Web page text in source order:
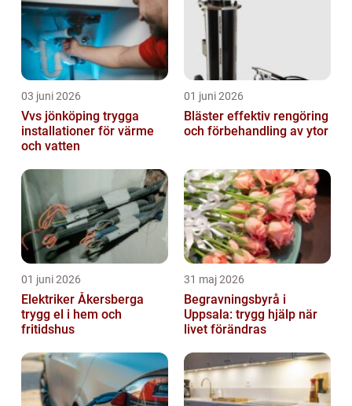
03 juni 2026
Vvs jönköping trygga
installationer för värme
och vatten
01 juni 2026
Bläster effektiv rengöring
och förbehandling av ytor
01 juni 2026
Elektriker Åkersberga
trygg el i hem och
fritidshus
31 maj 2026
Begravningsbyrå i
Uppsala: trygg hjälp när
livet förändras